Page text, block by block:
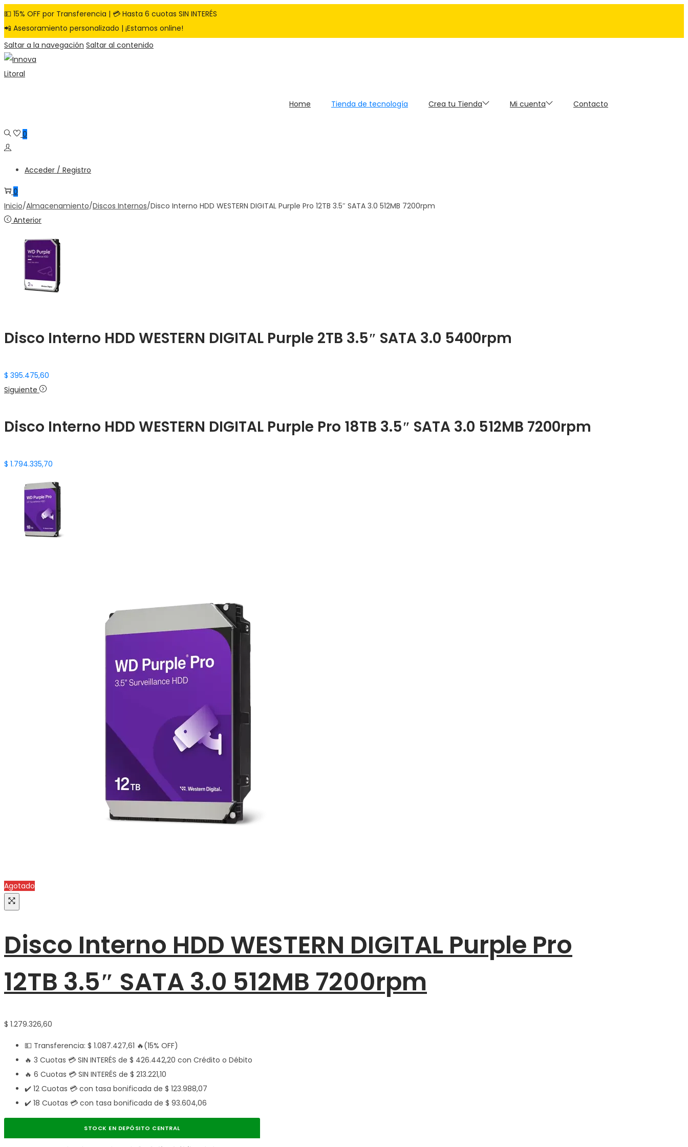
💵 15% OFF por Transferencia | 💳 Hasta 6 cuotas SIN INTERÉS
📲 Asesoramiento personalizado | ¡Estamos online!
Saltar a la navegación Saltar al contenido
Home Tienda de tecnología Crea tu Tienda Mi cuenta Contacto
0
Acceder / Registro
0
Inicio/Almacenamiento/Discos Internos/Disco Interno HDD WESTERN DIGITAL Purple Pro 12TB 3.5″ SATA 3.0 512MB 7200rpm
Anterior
Disco Interno HDD WESTERN DIGITAL Purple 2TB 3.5″ SATA 3.0 5400rpm
$ 395.475,60
Siguiente
Disco Interno HDD WESTERN DIGITAL Purple Pro 18TB 3.5″ SATA 3.0 512MB 7200rpm
$ 1.794.335,70
Agotado
Disco Interno HDD WESTERN DIGITAL Purple Pro
12TB 3.5″ SATA 3.0 512MB 7200rpm
$ 1.279.326,60
💵 Transferencia: $ 1.087.427,61 🔥(15% OFF)
🔥 3 Cuotas 💳 SIN INTERÉS de $ 426.442,20 con Crédito o Débito
🔥 6 Cuotas 💳 SIN INTERÉS de $ 213.221,10
✔️ 12 Cuotas 💳 con tasa bonificada de $ 123.988,07
✔️ 18 Cuotas 💳 con tasa bonificada de $ 93.604,06
STOCK EN DEPÓSITO CENTRAL